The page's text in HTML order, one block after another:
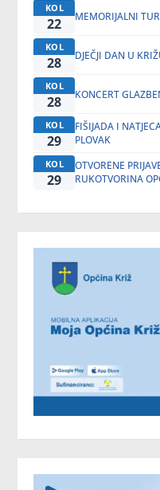
KOL
22 MEMORIJALNI
KOL
28 DJEČJI DAN U
KOL
28 KONCERT
KOL
29
FIŠIJADA I
PLOVAK
KOL
29
OTVORENE
RUKOTVORINA